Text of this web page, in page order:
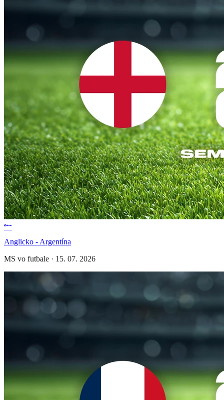
Anglicko - Argentína
MS vo futbale · 15. 07. 2026